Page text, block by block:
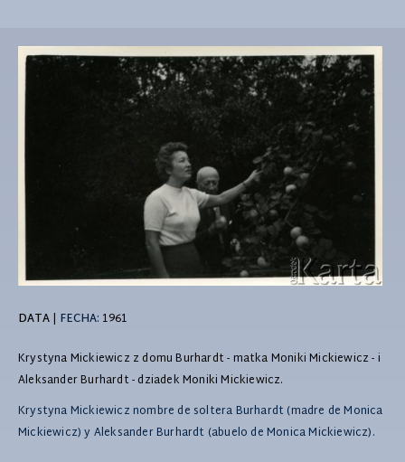
DATA| FECHA: 1961
Krystyna Mickiewicz z domu Burhardt - matka Moniki Mickiewicz - i
Aleksander Burhardt - dziadek Moniki Mickiewicz.
Krystyna Mickiewicz nombre de soltera Burhardt (madre de Monica
Mickiewicz) y Aleksander Burhardt (abuelo de Monica Mickiewicz).